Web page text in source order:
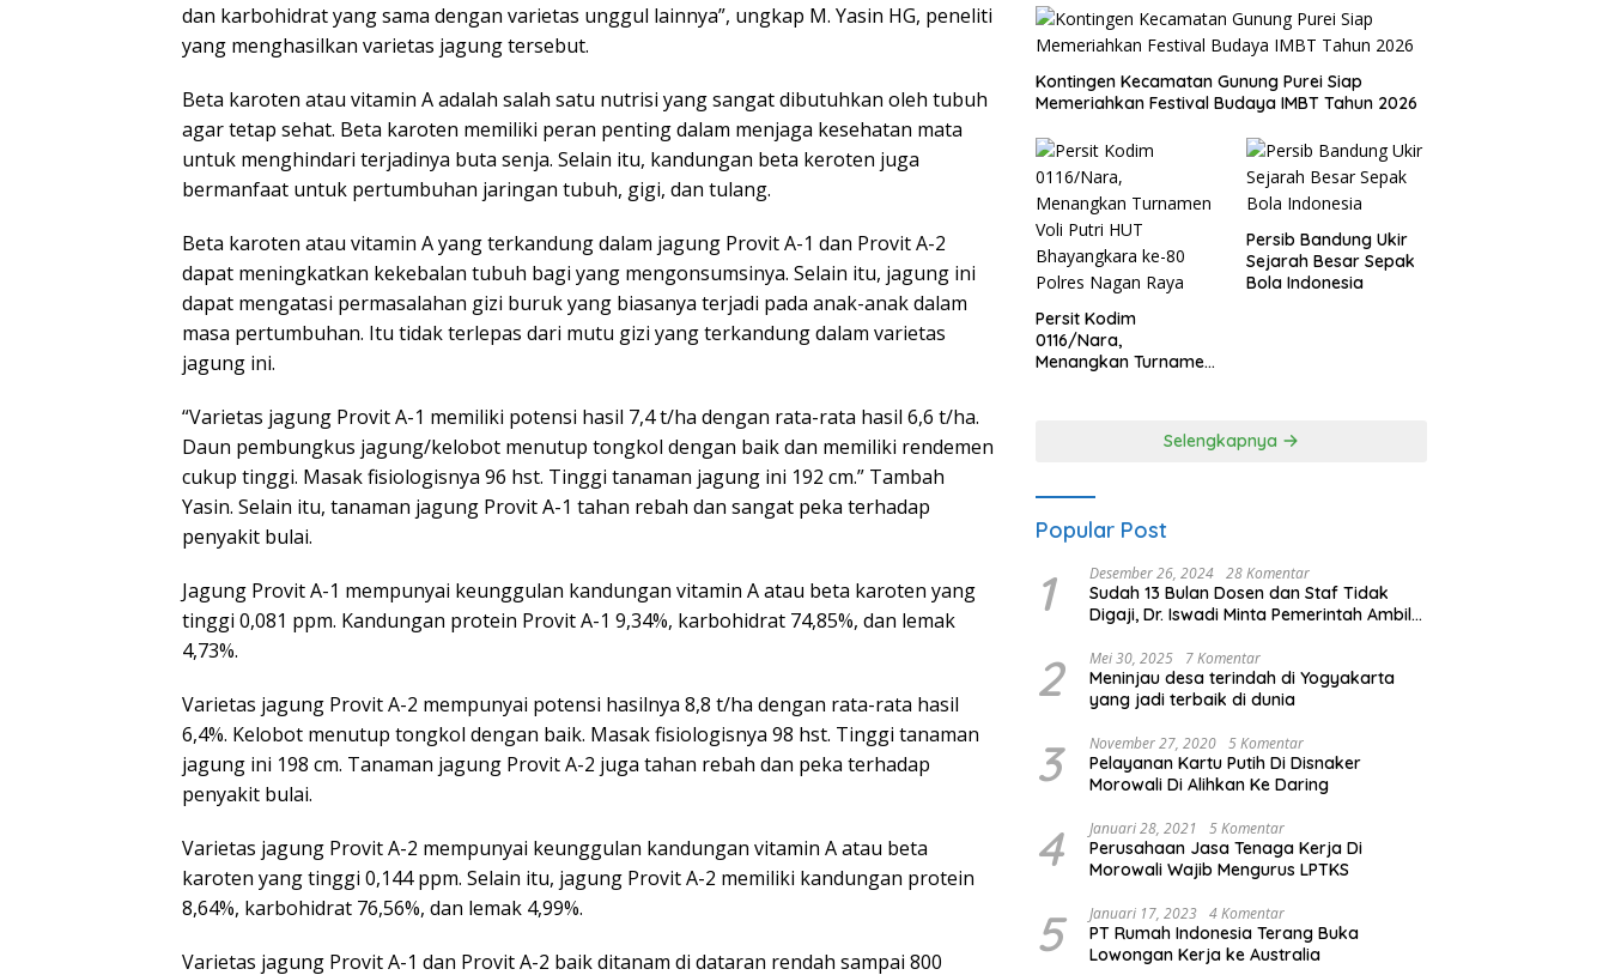
dan karbohidrat yang sama dengan varietas unggul lainnya”, ungkap M. Yasin HG, peneliti
yang menghasilkan varietas jagung tersebut.
Beta karoten atau vitamin A adalah salah satu nutrisi yang sangat dibutuhkan oleh tubuh
agar tetap sehat. Beta karoten memiliki peran penting dalam menjaga kesehatan mata
untuk menghindari terjadinya buta senja. Selain itu, kandungan beta keroten juga
bermanfaat untuk pertumbuhan jaringan tubuh, gigi, dan tulang.
Beta karoten atau vitamin A yang terkandung dalam jagung Provit A-1 dan Provit A-2
dapat meningkatkan kekebalan tubuh bagi yang mengonsumsinya. Selain itu, jagung ini
dapat mengatasi permasalahan gizi buruk yang biasanya terjadi pada anak-anak dalam
masa pertumbuhan. Itu tidak terlepas dari mutu gizi yang terkandung dalam varietas
jagung ini.
“Varietas jagung Provit A-1 memiliki potensi hasil 7,4 t/ha dengan rata-rata hasil 6,6 t/ha.
Daun pembungkus jagung/kelobot menutup tongkol dengan baik dan memiliki rendemen
cukup tinggi. Masak fisiologisnya 96 hst. Tinggi tanaman jagung ini 192 cm.” Tambah
Yasin. Selain itu, tanaman jagung Provit A-1 tahan rebah dan sangat peka terhadap
penyakit bulai.
Jagung Provit A-1 mempunyai keunggulan kandungan vitamin A atau beta karoten yang
tinggi 0,081 ppm. Kandungan protein Provit A-1 9,34%, karbohidrat 74,85%, dan lemak
4,73%.
Varietas jagung Provit A-2 mempunyai potensi hasilnya 8,8 t/ha dengan rata-rata hasil
6,4%. Kelobot menutup tongkol dengan baik. Masak fisiologisnya 98 hst. Tinggi tanaman
jagung ini 198 cm. Tanaman jagung Provit A-2 juga tahan rebah dan peka terhadap
penyakit bulai.
Varietas jagung Provit A-2 mempunyai keunggulan kandungan vitamin A atau beta
karoten yang tinggi 0,144 ppm. Selain itu, jagung Provit A-2 memiliki kandungan protein
8,64%, karbohidrat 76,56%, dan lemak 4,99%.
Varietas jagung Provit A-1 dan Provit A-2 baik ditanam di dataran rendah sampai 800
Kontingen Kecamatan Gunung Purei Siap
Memeriahkan Festival Budaya IMBT Tahun 2026
Persit Kodim
0116/Nara,
Menangkan Turnamen
Persib Bandung Ukir
Sejarah Besar Sepak
Bola Indonesia
Selengkapnya
Popular Post
1 Desember 26, 2024 28 Komentar
Sudah 13 Bulan Dosen dan Staf Tidak
Digaji, Dr. Iswadi Minta Pemerintah Ambil
2 Mei 30, 2025 7 Komentar
Meninjau desa terindah di Yogyakarta
yang jadi terbaik di dunia
3 November 27, 2020 5 Komentar
Pelayanan Kartu Putih Di Disnaker
Morowali Di Alihkan Ke Daring
4 Januari 28, 2021 5 Komentar
Perusahaan Jasa Tenaga Kerja Di
Morowali Wajib Mengurus LPTKS
5 Januari 17, 2023 4 Komentar
PT Rumah Indonesia Terang Buka
Lowongan Kerja ke Australia